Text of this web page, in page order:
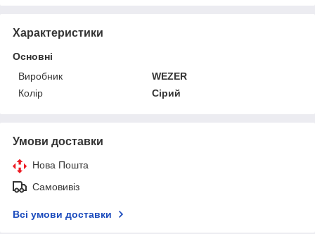
Характеристики
Основні
Виробник
WEZER
Колір
Сірий
Умови доставки
Нова Пошта
Самовивіз
Всі умови доставки